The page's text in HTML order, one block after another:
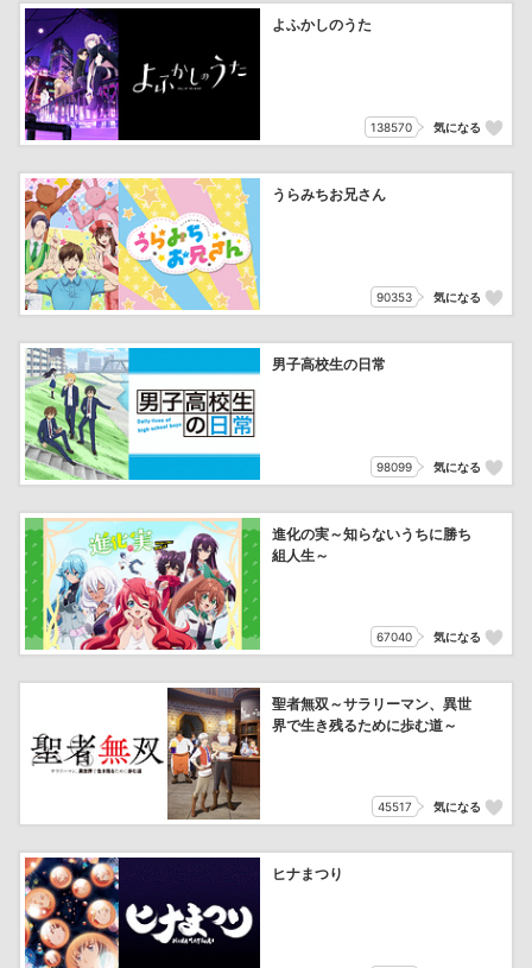
よふかしのうた
138570 気になる
うらみちお兄さん
90353 気になる
男子高校生の日常
98099 気になる
進化の実～知らないうちに勝ち
組人生～
67040 気になる
聖者無双～サラリーマン、異世
界で生き残るために歩む道～
45517 気になる
ヒナまつり